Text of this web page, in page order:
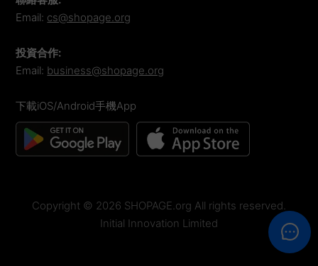
Email: cs@shopage.org
投資合作:
Email: business@shopage.org
下載iOS/Android手機App
Copyright © 2026 SHOPAGE.org All rights reserved.
Initial Innovation Limited